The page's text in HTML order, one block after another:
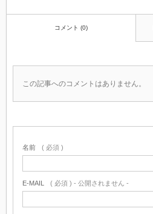
コメント (0)
この記事へのコメントはありません。
名前 ( 必須 )
E-MAIL ( 必須 ) - 公開されません -